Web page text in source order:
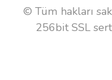
© Tüm hakları
256bit SSL